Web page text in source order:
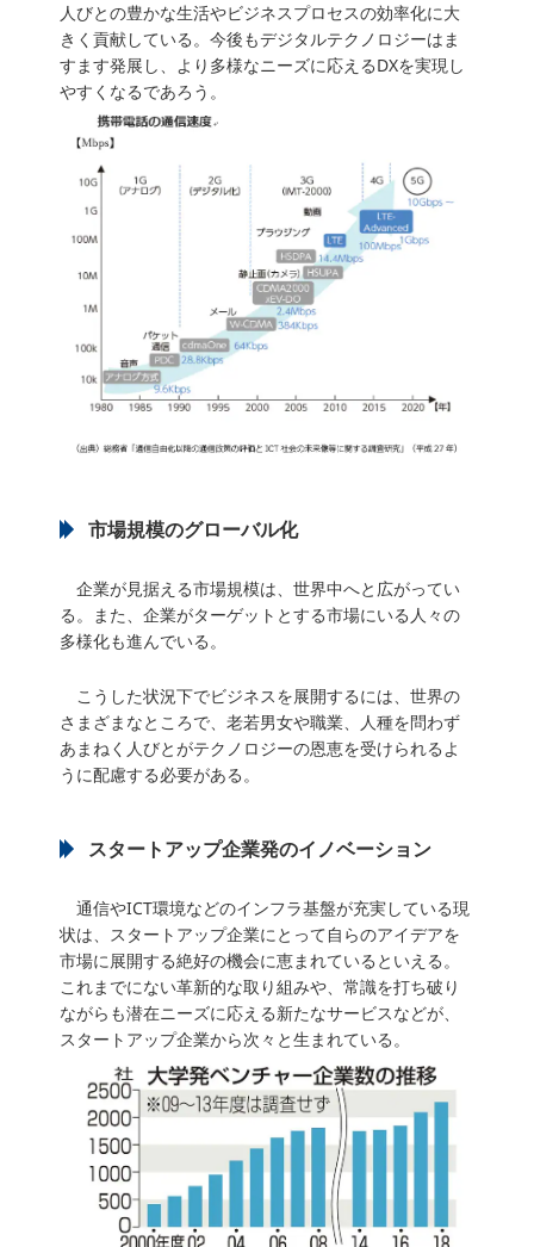
人びとの豊かな生活やビジネスプロセスの効率化に大
きく貢献している。今後もデジタルテクノロジーはま
すます発展し、より多様なニーズに応えるDXを実現し
やすくなるであろう。
市場規模のグローバル化
企業が見据える市場規模は、世界中へと広がってい
る。また、企業がターゲットとする市場にいる人々の
多様化も進んでいる。
こうした状況下でビジネスを展開するには、世界の
さまざまなところで、老若男女や職業、人種を問わず
あまねく人びとがテクノロジーの恩恵を受けられるよ
うに配慮する必要がある。
スタートアップ企業発のイノベーション
通信やICT環境などのインフラ基盤が充実している現
状は、スタートアップ企業にとって自らのアイデアを
市場に展開する絶好の機会に恵まれているといえる。
これまでにない革新的な取り組みや、常識を打ち破り
ながらも潜在ニーズに応える新たなサービスなどが、
スタートアップ企業から次々と生まれている。